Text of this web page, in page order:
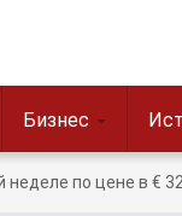
Бизнес
по цене в €